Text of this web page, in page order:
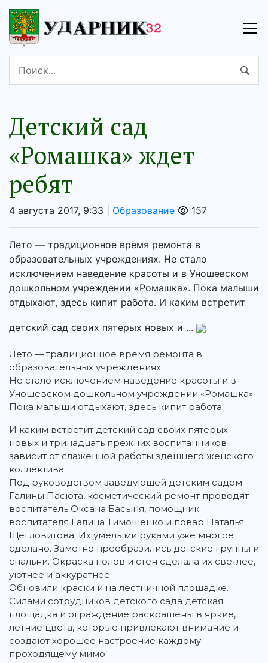
Детский сад
«Ромашка» ждет
ребят
4 августа 2017, 9:33 | Образование 157
Лето — традиционное время ремонта в
образовательных учреждениях. Не стало
исключением наведение красоты и в Уношевском
дошкольном учреждении «Ромашка». Пока малыши
отдыхают, здесь кипит работа. И каким встретит
детский сад своих пятерых новых и ...
Лето — традиционное время ремонта в
образовательных учреждениях.
Не стало исключением наведение красоты и в
Уношевском дошкольном учреждении «Ромашка».
Пока малыши отдыхают, здесь кипит работа.
И каким встретит детский сад своих пятерых
новых и тринадцать прежних воспитанников
зависит от слаженной работы здешнего женского
коллектива.
Под руководством заведующей детским садом
Галины Пасюта, косметический ремонт проводят
воспитатель Оксана Басыня, помощник
воспитателя Галина Тимошенко и повар Наталья
Щегловитова. Их умелыми руками уже многое
сделано. Заметно преобразились детские группы и
спальни. Окраска полов и стен сделала их светлее,
уютнее и аккуратнее.
Обновили краски и на лестничной площадке.
Силами сотрудников детского сада детская
площадка и ограждение раскрашены в яркие,
летние цвета, которые привлекают внимание и
создают хорошее настроение каждому
проходящему мимо.